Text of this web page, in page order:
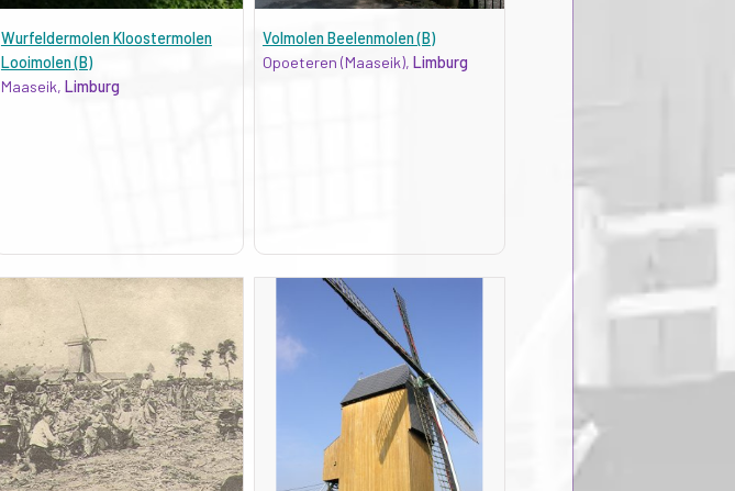
Wurfeldermolen Kloostermolen
Looimolen (B)
Maaseik, Limburg
Volmolen Beelenmolen (B)
Opoeteren (Maaseik), Limburg